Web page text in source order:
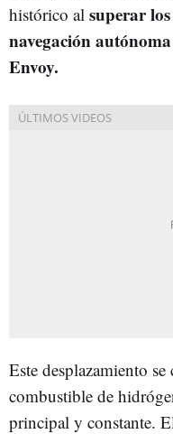
histórico al superar
navegación
Envoy.
Este desplazamiento
combustible de
principal y constante.